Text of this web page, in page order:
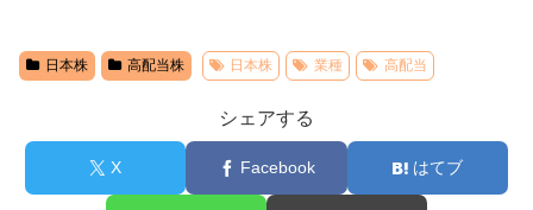
日本株 高配当株 日本株 業種 高配当
シェアする
X Facebook はてブ